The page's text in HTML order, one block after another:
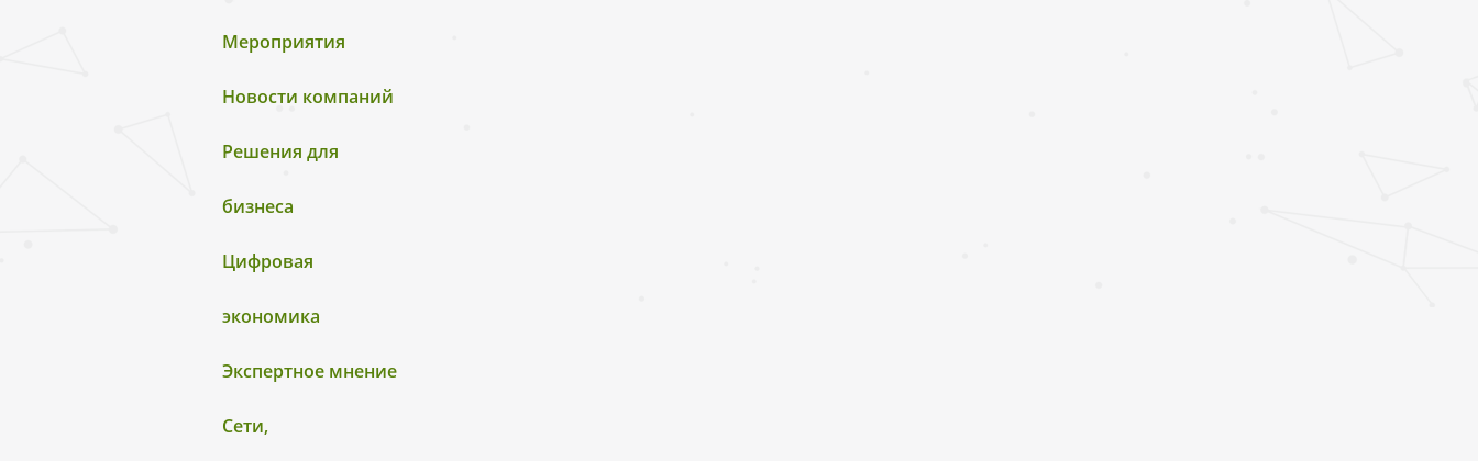
Мероприятия
Новости компаний
Решения для
бизнеса
Цифровая
экономика
Экспертное мнение
Сети,